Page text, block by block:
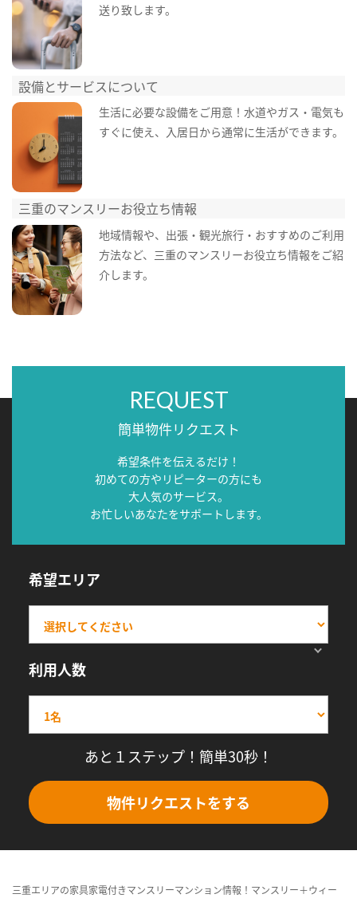
送り致します。
設備とサービスについて
生活に必要な設備をご用意！水道やガス・電気も
すぐに使え、入居日から通常に生活ができます。
三重のマンスリーお役立ち情報
地域情報や、出張・観光旅行・おすすめのご利用
方法など、三重のマンスリーお役立ち情報をご紹
介します。
REQUEST
簡単物件リクエスト
希望条件を伝えるだけ！
初めての方やリピーターの方にも
大人気のサービス。
お忙しいあなたをサポートします。
希望エリア
利用人数
あと１ステップ！簡単30秒！
物件リクエストをする
三重エリアの家具家電付きマンスリーマンション情報！マンスリー＋ウィー